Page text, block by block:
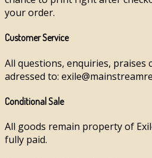
your order.
Customer Service
All questions, enquiries, praises
adressed to:
Conditional Sale
All goods remain property of
fully paid.